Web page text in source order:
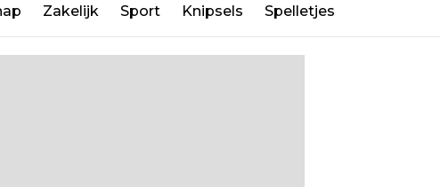
Zakelijk Sport Knipsels Spelletjes
toevoegen